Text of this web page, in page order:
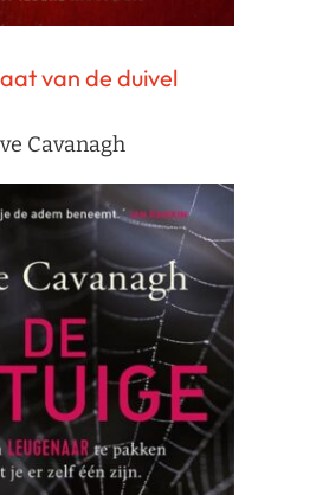
van de duivel
Cavanagh